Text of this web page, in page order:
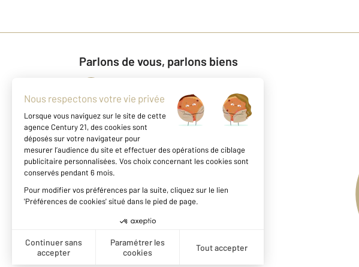
Parlons de vous, parlons biens